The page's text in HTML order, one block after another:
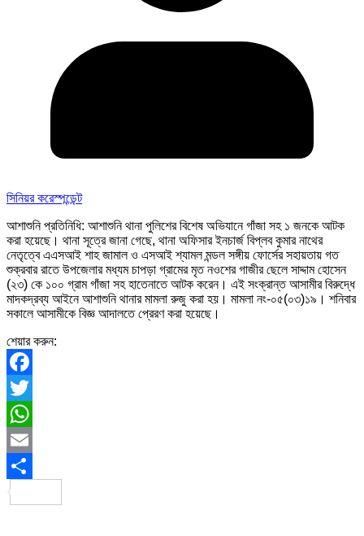
সিনিয়র করেস্পন্ডেন্ট
আশাশুনি প্রতিনিধি: আশাশুনি থানা পুলিশের বিশেষ অভিযানে গাঁজা সহ ১ জনকে আটক
করা হয়েছে। থানা সূত্রে জানা গেছে, থানা অফিসার ইনচার্জ বিপ্লব কুমার নাথের
নেতৃত্বে এএসআই শাহ জামাল ও এসআই শ্যামল মন্ডল সঙ্গীয় ফোর্সের সহায়তায় গত
শুক্রবার রাতে উপজেলার মধ্যম চাপড়া গ্রামের মৃত নওশের গাজীর ছেলে সাদ্দাম হোসেন
(২৩) কে ১০০ গ্রাম গাঁজা সহ হাতেনাতে আটক করেন। এই সংক্রান্ত আসামীর বিরুদ্ধে
মাদকদ্রব্য আইনে আশাশুনি থানার মামলা রুজু করা হয়। মামলা নং-০৫(০৩)১৯। শনিবার
সকালে আসামীকে বিজ্ঞ আদালতে প্রেরণ করা হয়েছে।
শেয়ার করুন:
Facebook
Twitter
WhatsApp
Email